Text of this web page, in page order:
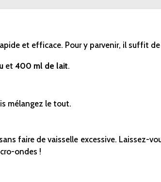
et efficace. Pour y parvenir, il suffit
et400 ml de lait.
mélangez le tout.
faire de vaisselle excessive. Laissez-
ondes !